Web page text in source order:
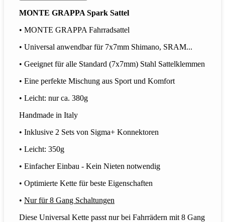
MONTE GRAPPA Spark Sattel
• MONTE GRAPPA Fahrradsattel
• Universal anwendbar für 7x7mm Shimano, SRAM...
• Geeignet für alle Standard (7x7mm) Stahl Sattelklemmen
• Eine perfekte Mischung aus Sport und Komfort
• Leicht: nur ca. 380g
Handmade in Italy
• Inklusive 2 Sets von Sigma+ Konnektoren
• Leicht: 350g
• Einfacher Einbau - Kein Nieten notwendig
• Optimierte Kette für beste Eigenschaften
• Nur für 8 Gang Schaltungen
Diese Universal Kette passt nur bei Fahrrädern mit 8 Gang